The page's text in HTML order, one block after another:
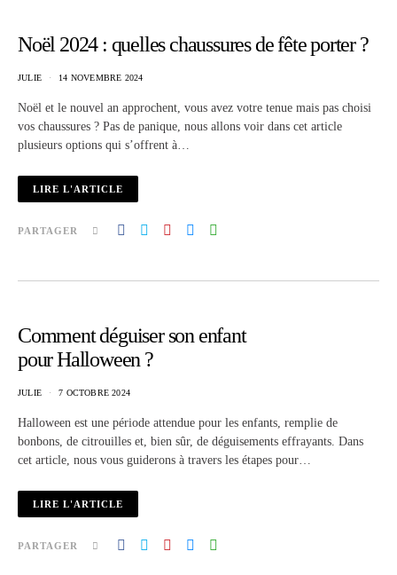
Noël 2024 : quelles chaussures de fête porter ?
JULIE 14 NOVEMBRE 2024
Noël et le nouvel an approchent, vous avez votre tenue mais pas choisi
vos chaussures ? Pas de panique, nous allons voir dans cet article
plusieurs options qui s’offrent à…
LIRE L'ARTICLE
PARTAGER
Comment déguiser son enfant
pour Halloween ?
JULIE 7 OCTOBRE 2024
Halloween est une période attendue pour les enfants, remplie de
bonbons, de citrouilles et, bien sûr, de déguisements effrayants. Dans
cet article, nous vous guiderons à travers les étapes pour…
LIRE L'ARTICLE
PARTAGER